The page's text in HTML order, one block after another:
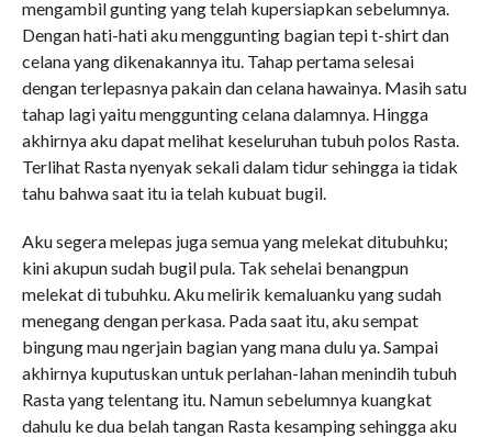
mengambil gunting yang telah kupersiapkan sebelumnya.
Dengan hati-hati aku menggunting bagian tepi t-shirt dan
celana yang dikenakannya itu. Tahap pertama selesai
dengan terlepasnya pakain dan celana hawainya. Masih satu
tahap lagi yaitu menggunting celana dalamnya. Hingga
akhirnya aku dapat melihat keseluruhan tubuh polos Rasta.
Terlihat Rasta nyenyak sekali dalam tidur sehingga ia tidak
tahu bahwa saat itu ia telah kubuat bugil.
Aku segera melepas juga semua yang melekat ditubuhku;
kini akupun sudah bugil pula. Tak sehelai benangpun
melekat di tubuhku. Aku melirik kemaluanku yang sudah
menegang dengan perkasa. Pada saat itu, aku sempat
bingung mau ngerjain bagian yang mana dulu ya. Sampai
akhirnya kuputuskan untuk perlahan-lahan menindih tubuh
Rasta yang telentang itu. Namun sebelumnya kuangkat
dahulu ke dua belah tangan Rasta kesamping sehingga aku